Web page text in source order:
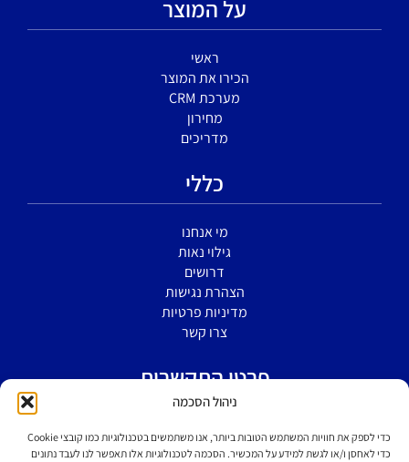
ניהול הסכמה
כדי לספק את חוויות המשתמש הטובות ביותר, אנו משתמשים בטכנולוגיות כמו קובצי Cookie
כדי לאחסן ו/או לגשת למידע על המכשיר. הסכמה לטכנולוגיות אלו תאפשר לנו לעבד נתונים
על המוצר
ראשי
הכירו את המוצר
מערכת CRM
מחירון
מדריכים
כללי
מי אנחנו
גילוי נאות
דרושים
הצהרת נגישות
מדיניות פרטיות
צרו קשר
פרטי התקשרות